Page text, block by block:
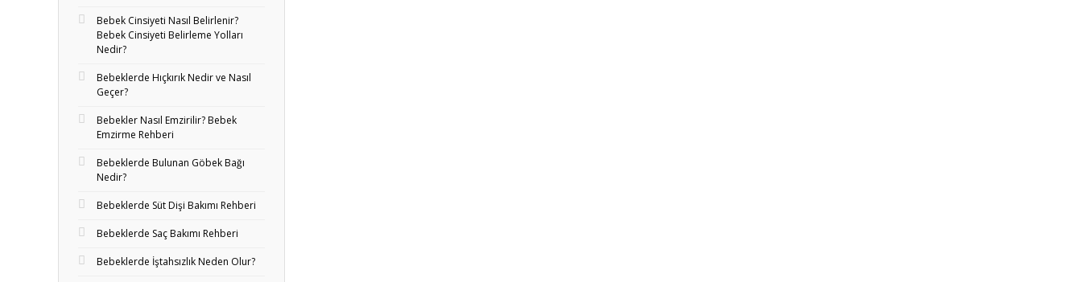
Bebek Cinsiyeti Nasıl Belirlenir?
Bebek Cinsiyeti Belirleme Yolları
Nedir?
Bebeklerde Hıçkırık Nedir ve Nasıl
Geçer?
Bebekler Nasıl Emzirilir? Bebek
Emzirme Rehberi
Bebeklerde Bulunan Göbek Bağı
Nedir?
Bebeklerde Süt Dişi Bakımı Rehberi
Bebeklerde Saç Bakımı Rehberi
Bebeklerde İştahsızlık Neden Olur?